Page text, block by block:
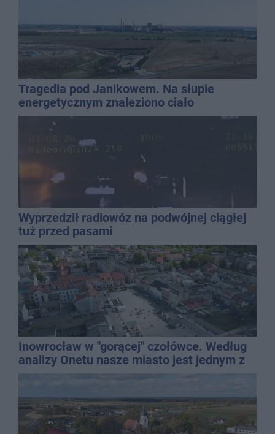
Tragedia pod Janikowem. Na słupie
energetycznym znaleziono ciało
mężczyzny
Wyprzedził radiowóz na podwójnej ciągłej
tuż przed pasami
Inowrocław w "gorącej" czołówce. Według
analizy Onetu nasze miasto jest jednym z
najbardziej narażonych na upały